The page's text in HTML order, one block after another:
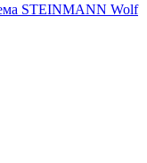
STEINMANN Wolf